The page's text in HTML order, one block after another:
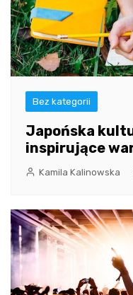
Bez kategorii
Japońska
inspirujące
Kamila Kalinowska